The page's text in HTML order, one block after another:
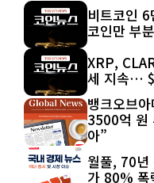
비트코인
코인만 부
XRP,
세 지속…
뱅크오브
3500억 원
아”
월풀, 70
가 80% 폭